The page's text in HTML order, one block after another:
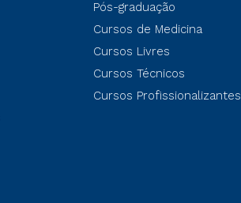
Pós-graduação
Cursos de Medicina
Cursos Livres
Cursos Técnicos
Cursos Profissionalizantes